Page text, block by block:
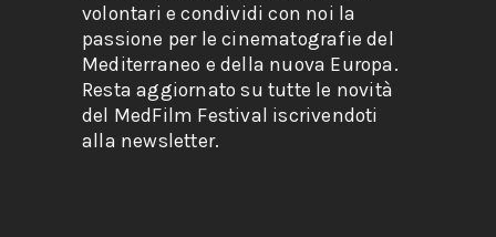
volontari e condividi con noi la
passione per le cinematografie del
Mediterraneo e della nuova Europa.
Resta aggiornato su tutte le novità
del MedFilm Festival iscrivendoti
alla newsletter.